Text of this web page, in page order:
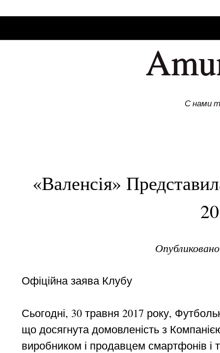
С нами
«Валенсія»
Офіційна заява Клубу
Сьогодні, 30 травня 2017 року,
що досягнута домовленість з
виробником і продавцем смартфонів і